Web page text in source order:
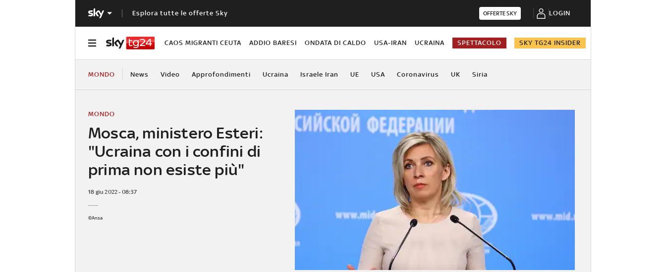
Esplora tutte le offerte Sky OFFERTE SKY LOGIN
CAOS MIGRANTI CEUTA ADDIO BARESI ONDATA DI CALDO USA-IRAN UCRAINA SPETTACOLO SKY TG24 INSIDER
MONDO News Video Approfondimenti Ucraina Israele Iran UE USA Coronavirus UK Siria
Mosca, ministero Esteri:
"Ucraina con i confini di
prima non esiste più"
MONDO
18 giu 2022 - 08:37
©Ansa